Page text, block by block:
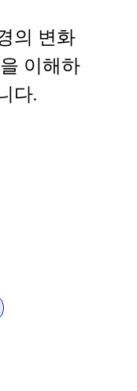
의 변화
이해하
다.